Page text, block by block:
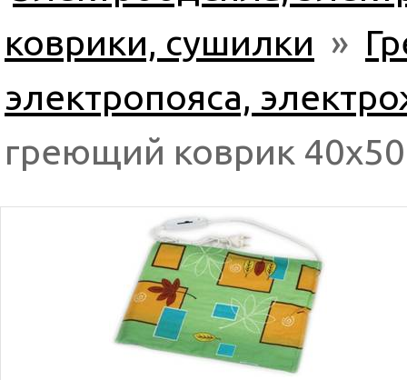
коврики, сушилки »
электропояса,
греющий коврик 40х50